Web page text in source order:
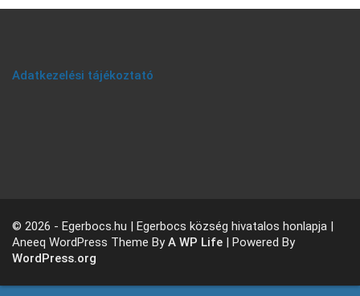
Adatkezelési tájékoztató
© 2026 - Egerbocs.hu | Egerbocs község hivatalos honlapja |
Aneeq WordPress Theme ByA WP Life | Powered By
WordPress.org